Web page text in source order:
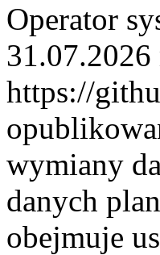
Operator
https://
wymiany
danych
obejmuje